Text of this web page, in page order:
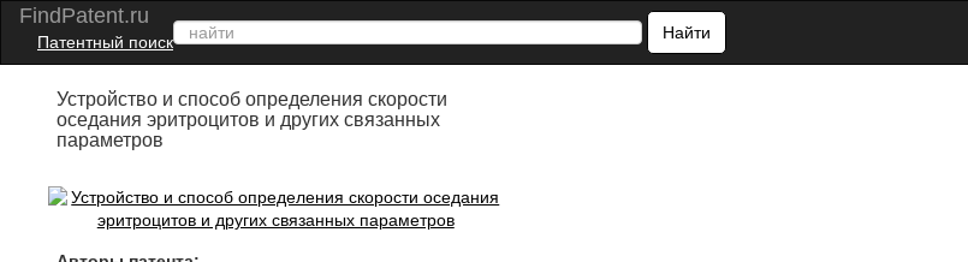
FindPatent.ru
Патентный поиск
Найти
Устройство и способ определения скорости
оседания эритроцитов и других связанных
параметров